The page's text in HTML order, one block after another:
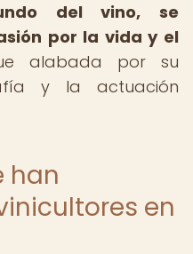
del vino, se
por la vida y el
alabada por su
y la actuación
han
en